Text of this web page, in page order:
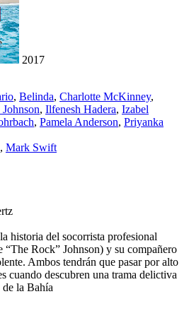
2017
, Belinda, Charlotte McKinney,
, Ilfenesh Hadera, Izabel
, Pamela Anderson, Priyanka
, Mark Swift
historia del socorrista profesional
Rock” Johnson) y su compañero
Ambos tendrán que pasar por alto
cuando descubren una trama delictiva
la Bahía